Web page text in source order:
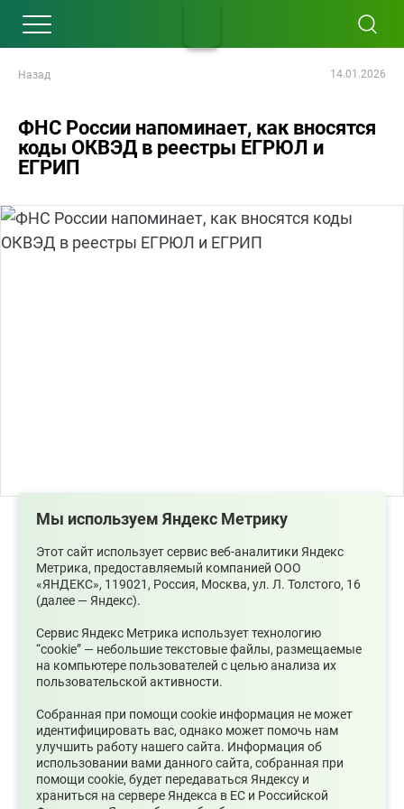
Назад 14.01.2026
ФНС России напоминает, как вносятся
коды ОКВЭД в реестры ЕГРЮЛ и
ЕГРИП
С 1 сентября 2025 года изменился порядок внесения
ОКВЭД. Соответствующие изменения внесены
Федеральным законом от 28.12.2024 №529-ФЗ.
типа кодов по ОКВЭД: заявительные и отчетные.
Первые определяются хозяйствующим субъектом
самостоятельно и вносятся в ЕГРЮЛ и ЕГРИП в
соответствии с документами, представленными при
государственной регистрации. Они отражаются в
выписках из ЕГРЮЛ и ЕГРИП с сентября 2025 года.
Коды по ОКВЭД отчетного типа с указанием их
Мы используем Яндекс Метрику
Этот сайт использует сервис веб-аналитики Яндекс
Метрика, предоставляемый компанией ООО
«ЯНДЕКС», 119021, Россия, Москва, ул. Л. Толстого, 16
(далее — Яндекс).
Сервис Яндекс Метрика использует технологию
“cookie” — небольшие текстовые файлы, размещаемые
на компьютере пользователей с целью анализа их
пользовательской активности.
Собранная при помощи cookie информация не может
идентифицировать вас, однако может помочь нам
улучшить работу нашего сайта. Информация об
использовании вами данного сайта, собранная при
помощи cookie, будет передаваться Яндексу и
храниться на сервере Яндекса в ЕС и Российской